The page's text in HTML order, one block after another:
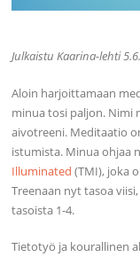
Julkaistu Kaarina-lehti
Aloin harjoittamaan
minua tosi paljon. Nimi
aivotreeni. Meditaatio
istumista. Minua ohjaa
Illuminated (TMI), joka
Treenaan nyt tasoa
tasoista 1-4.
Tietotyö ja kourallinen